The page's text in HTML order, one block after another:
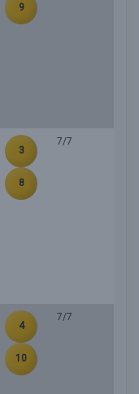
9
3
8
7/7
4
10
7/7